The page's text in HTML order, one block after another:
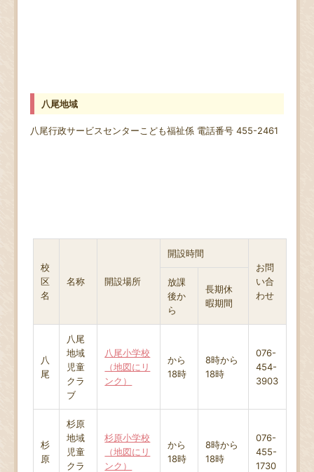
八尾地域
八尾行政サービスセンターこども福祉係電話番号 455-2461
校
区
名
名称 開設場所
開設時間
お問
い合
わせ
放課
後か
ら
長期休
暇期間
八
尾
八尾
地域
児童
クラ
ブ
八尾小学校
（地図にリ
ンク）
から
18時
8時から
18時
076-
454-
3903
杉
原
杉原
地域
児童
クラ
杉原小学校
（地図にリ
ンク）
から
18時
8時から
18時
076-
455-
1730